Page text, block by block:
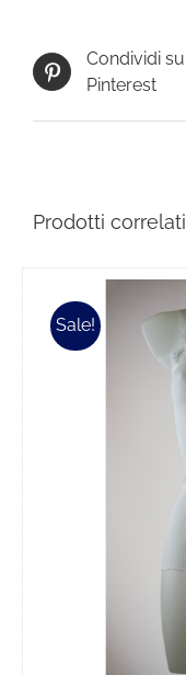
Condividi su
Pinterest
Prodotti correlati
Sale!